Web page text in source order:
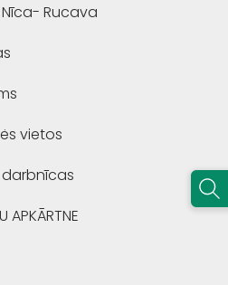
Rucava
vietos
APKĀRTNE